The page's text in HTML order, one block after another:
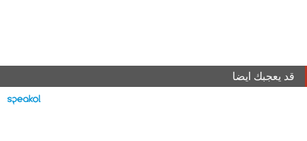
قد يعجبك ايضا